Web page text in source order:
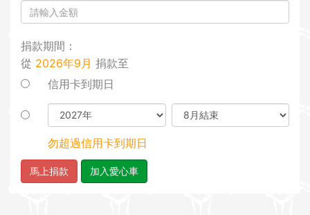
捐款期間：
從 2026年9月 捐款至
信用卡到期日
勿超過信用卡到期日
馬上捐款 加入愛心車